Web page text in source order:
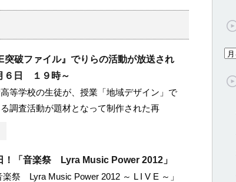
突破ファイル』でりらの活動が放送され
６日 １９時～
等学校の生徒が、授業「地域デザイン」で
調査活動が題材となって制作された再
！「音楽祭 Lyra Music Power 2012」
祭 Lyra Music Power 2012 ～ L I V E ～」
ア
カ